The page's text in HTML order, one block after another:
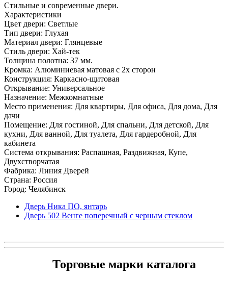
Стильные и современные двери.
Характеристики
Цвет двери: Светлые
Тип двери: Глухая
Материал двери: Глянцевые
Стиль двери: Хай-тек
Толщина полотна: 37 мм.
Кромка: Алюминиевая матовая с 2х сторон
Конструкция: Каркасно-щитовая
Открывание: Универсальное
Назначение: Межкомнатные
Место применения: Для квартиры, Для офиса, Для дома, Для
дачи
Помещение: Для гостиной, Для спальни, Для детской, Для
кухни, Для ванной, Для туалета, Для гардеробной, Для
кабинета
Система открывания: Распашная, Раздвижная, Купе,
Двухстворчатая
Фабрика: Линия Дверей
Страна: Россия
Город: Челябинск
Дверь Ника ПО, янтарь
Дверь 502 Венге поперечный с черным стеклом
Торговые марки каталога